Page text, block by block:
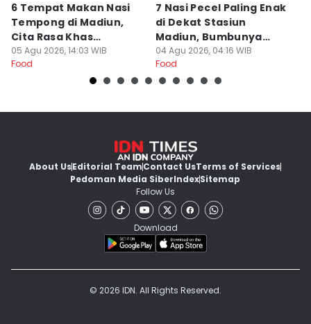
6 Tempat Makan Nasi
Tempong di Madiun,
Cita Rasa Khas
Banyuwangi
05 Agu 2026, 14:03 WIB
Food
7 Nasi Pecel Paling Enak
di Dekat Stasiun
Madiun, Bumbunya
Khas
04 Agu 2026, 04:16 WIB
Food
About UsEditorial TeamContact UsTerms of Services
Pedoman Media SiberIndexSitemap
Follow Us
Download
© 2026 IDN. All Rights Reserved.